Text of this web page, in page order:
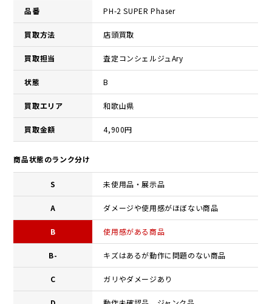
品番 PH-2 SUPER Phaser
買取方法 店頭買取
買取担当 査定コンシェルジュAry
状態 B
買取エリア 和歌山県
買取金額 4,900円
商品状態のランク分け
S 未使用品・展示品
A ダメージや使用感がほぼない商品
B 使用感がある商品
B- キズはあるが動作に問題のない商品
C ガリやダメージあり